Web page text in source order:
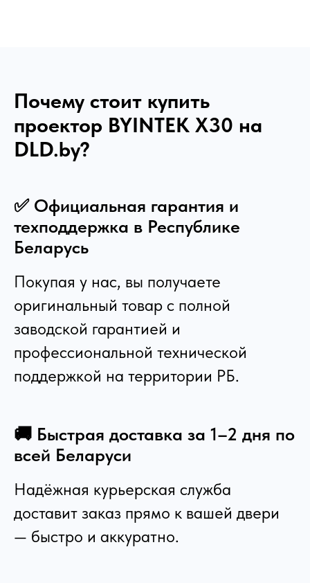
Почему стоит купить
проектор BYINTEK X30 на
DLD.by?
✅ Официальная гарантия и
техподдержка в Республике
Беларусь
Покупая у нас, вы получаете
оригинальный товар с полной
заводской гарантией и
профессиональной технической
поддержкой на территории РБ.
🚚 Быстрая доставка за 1–2 дня по
всей Беларуси
Надёжная курьерская служба
доставит заказ прямо к вашей двери
— быстро и аккуратно.